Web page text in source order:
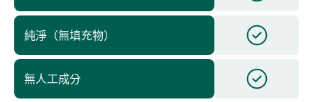
純淨（無填充物）
無人工成分